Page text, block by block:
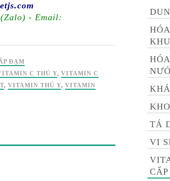
- Email:
ĐẠM
C THÚ Y, VITAMIN C
, VITAMIN THÚ Y, VITAMIN
TÁ
VI